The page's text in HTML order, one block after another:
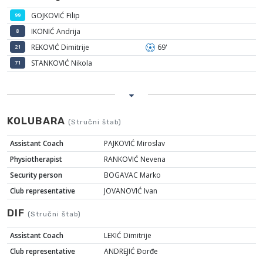
99 GOJKOVIĆ Filip
8 IKONIĆ Andrija
21 REKOVIĆ Dimitrije 69'
71 STANKOVIĆ Nikola
KOLUBARA (Stručni štab)
Assistant Coach
PAJKOVIĆ Miroslav
Physiotherapist
RANKOVIĆ Nevena
Security person
BOGAVAC Marko
Club representative
JOVANOVIĆ Ivan
DIF (Stručni štab)
Assistant Coach
LEKIĆ Dimitrije
Club representative
ANDREJIĆ Đorđe